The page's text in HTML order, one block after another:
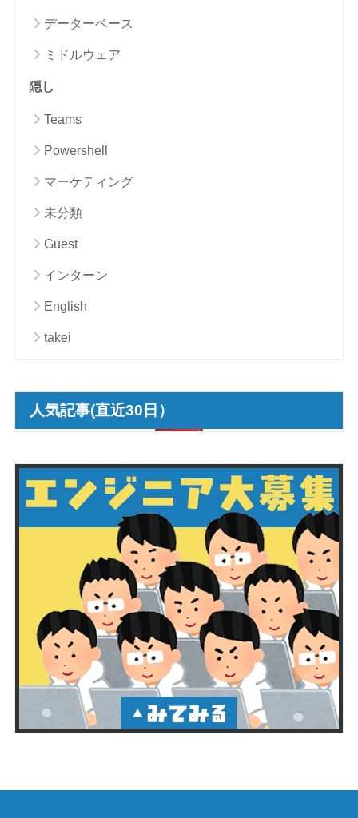
データーベース
ミドルウェア
隠し
Teams
Powershell
マーケティング
未分類
Guest
インターン
English
takei
人気記事(直近30日）